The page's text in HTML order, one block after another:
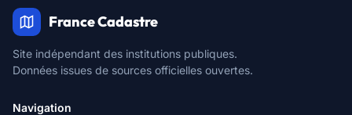
France Cadastre
Site indépendant des institutions publiques.
Données issues de sources officielles ouvertes.
Navigation